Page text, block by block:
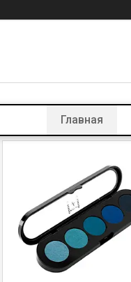
Главная